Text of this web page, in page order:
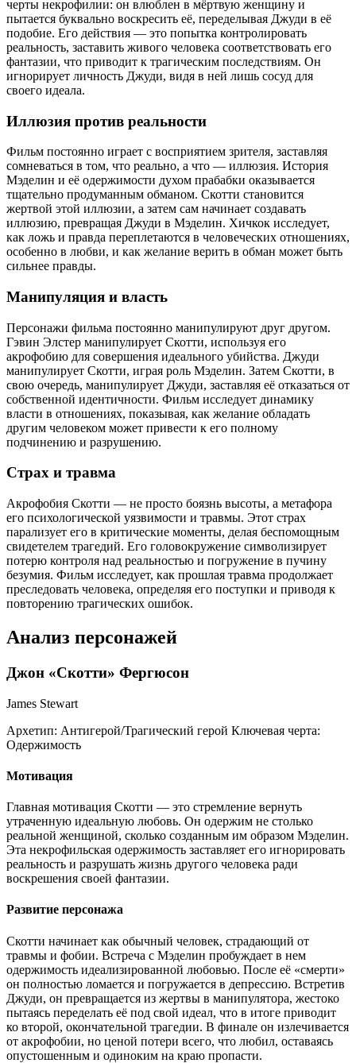
черты некрофилии: он влюблен в мёртвую женщину и
пытается буквально воскресить её, переделывая Джуди в её
подобие. Его действия — это попытка контролировать
реальность, заставить живого человека соответствовать его
фантазии, что приводит к трагическим последствиям. Он
игнорирует личность Джуди, видя в ней лишь сосуд для
своего идеала.
Иллюзия против реальности
Фильм постоянно играет с восприятием зрителя, заставляя
сомневаться в том, что реально, а что — иллюзия. История
Мэделин и её одержимости духом прабабки оказывается
тщательно продуманным обманом. Скотти становится
жертвой этой иллюзии, а затем сам начинает создавать
иллюзию, превращая Джуди в Мэделин. Хичкок исследует,
как ложь и правда переплетаются в человеческих отношениях,
особенно в любви, и как желание верить в обман может быть
сильнее правды.
Манипуляция и власть
Персонажи фильма постоянно манипулируют друг другом.
Гэвин Элстер манипулирует Скотти, используя его
акрофобию для совершения идеального убийства. Джуди
манипулирует Скотти, играя роль Мэделин. Затем Скотти, в
свою очередь, манипулирует Джуди, заставляя её отказаться от
собственной идентичности. Фильм исследует динамику
власти в отношениях, показывая, как желание обладать
другим человеком может привести к его полному
подчинению и разрушению.
Страх и травма
Акрофобия Скотти — не просто боязнь высоты, а метафора
его психологической уязвимости и травмы. Этот страх
парализует его в критические моменты, делая беспомощным
свидетелем трагедий. Его головокружение символизирует
потерю контроля над реальностью и погружение в пучину
безумия. Фильм исследует, как прошлая травма продолжает
преследовать человека, определяя его поступки и приводя к
повторению трагических ошибок.
Анализ персонажей
Джон «Скотти» Фергюсон
James Stewart
Архетип: Антигерой/Трагический герой Ключевая черта:
Одержимость
Мотивация
Главная мотивация Скотти — это стремление вернуть
утраченную идеальную любовь. Он одержим не столько
реальной женщиной, сколько созданным им образом Мэделин.
Эта некрофильская одержимость заставляет его игнорировать
реальность и разрушать жизнь другого человека ради
воскрешения своей фантазии.
Развитие персонажа
Скотти начинает как обычный человек, страдающий от
травмы и фобии. Встреча с Мэделин пробуждает в нем
одержимость идеализированной любовью. После её «смерти»
он полностью ломается и погружается в депрессию. Встретив
Джуди, он превращается из жертвы в манипулятора, жестоко
пытаясь переделать её под свой идеал, что в итоге приводит
ко второй, окончательной трагедии. В финале он излечивается
от акрофобии, но ценой потери всего, что любил, оставаясь
опустошенным и одиноким на краю пропасти.